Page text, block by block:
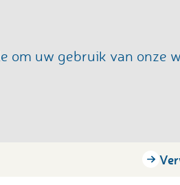
om uw gebruik van onze